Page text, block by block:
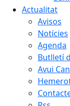
Actualitat
Avisos
Notícies
Agenda
Butlletí
Avui